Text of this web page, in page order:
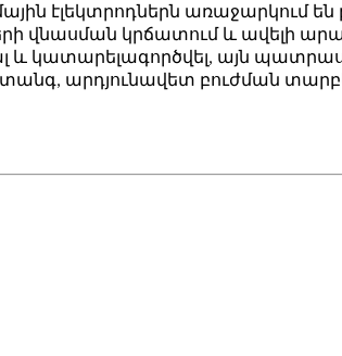
էլեկտրոդներն առաջարկում են
վնասման կրճատում և
և կատարելագործվել, այն
արդյունավետ բուժման